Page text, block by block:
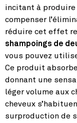
incitant à produire
compenser
réduire cet effet
shampoings de
vous pouvez
Ce produit
donnant une
léger volume aux
cheveux
surproduction de